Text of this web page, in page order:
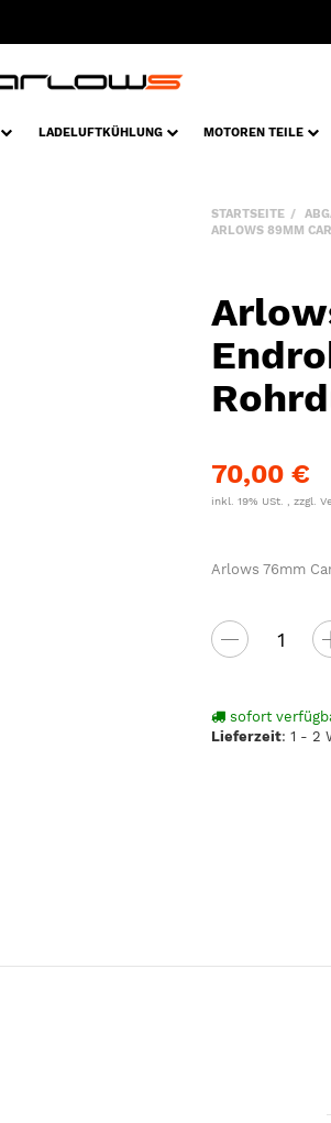
LADELUFTKÜHLUNG MOTOREN TEILE
STARTSEITE
ARLOWS 89MM
70,00 €
inkl. 19% USt. , zzgl.
Arlows 76mm
sofort
Lieferzeit:1 - 2